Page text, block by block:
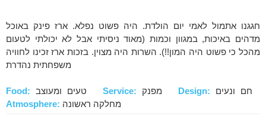
חגגנו אתמול לאמי יום הולדת. היה פשוט נפלא. ארז פינק באוכל
מדהים באיכות, במגוון וכמות (מאוד ניסיתי אבל לא יכולתי לטעום
מהכל כי פשוט היה המון!!). השרות היה מצוין. בזכות ארז זכינו לחוויה
משפחתית נהדרת
Food: Service: Design:
Atmosphere: מחלקה ראשונה